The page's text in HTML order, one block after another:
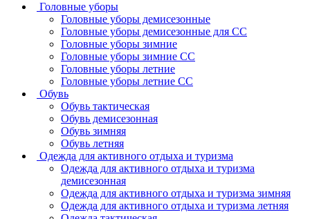
Головные уборы
Головные уборы демисезонные
Головные уборы демисезонные для СС
Головные уборы зимние
Головные уборы зимние СС
Головные уборы летние
Головные уборы летние СС
Обувь
Обувь тактическая
Обувь демисезонная
Обувь зимняя
Обувь летняя
Одежда для активного отдыха и туризма
Одежда для активного отдыха и туризма
демисезонная
Одежда для активного отдыха и туризма зимняя
Одежда для активного отдыха и туризма летняя